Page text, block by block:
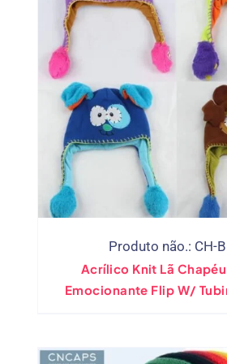
Produto não.: CH-
Acrílico Knit Lã
Emocionante Flip W/